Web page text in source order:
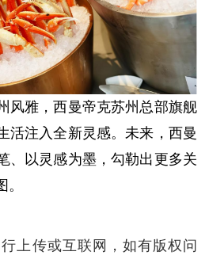
风雅，西曼帝克苏州总部旗舰
活注入全新灵感。未来，西曼
、以灵感为墨，勾勒出更多关
上传或互联网，如有版权问